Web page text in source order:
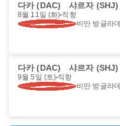
다카 (DAC) 샤르자 (SHJ)
8월 11일 (화) 직항
비만 방글라데
다카 (DAC) 샤르자 (SHJ)
9월 5일 (토) 직항
비만 방글라데